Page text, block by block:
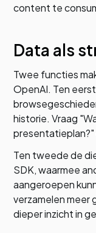
content te
Data als
Twee functies
OpenAI. Ten
historie. Vraag
Ten tweede de
SDK, waarmee
aangeroepen
verzamelen meer
dieper inzicht in